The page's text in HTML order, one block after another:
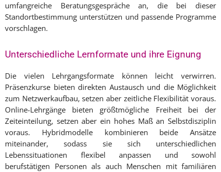
umfangreiche Beratungsgespräche an, die bei dieser
Standortbestimmung unterstützen und passende Programme
vorschlagen.
Unterschiedliche Lernformate und ihre Eignung
Die vielen Lehrgangsformate können leicht verwirren.
Präsenzkurse bieten direkten Austausch und die Möglichkeit
zum Netzwerkaufbau, setzen aber zeitliche Flexibilität voraus.
Online-Lehrgänge bieten größtmögliche Freiheit bei der
Zeiteinteilung, setzen aber ein hohes Maß an Selbstdisziplin
voraus. Hybridmodelle kombinieren beide Ansätze
miteinander, sodass sie sich unterschiedlichen
Lebenssituationen flexibel anpassen und sowohl
berufstätigen Personen als auch Menschen mit familiären